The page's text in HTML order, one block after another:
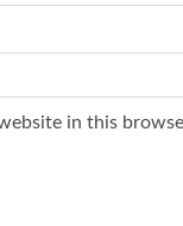
in this